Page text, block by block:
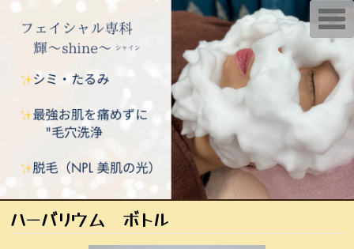
ハーバリウム ボトル
T
o
g
l
e
n
a
a
i
o